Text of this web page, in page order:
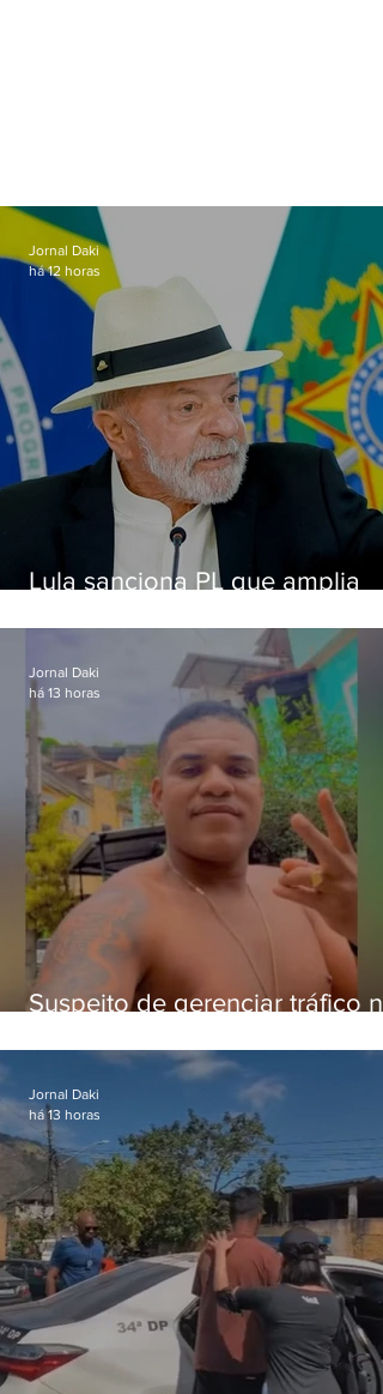
Lula sanciona PL que amplia
crianças
Jornal Daki
há 12 horas
Suspeito de gerenciar tráfico na
foragido
Jornal Daki
há 13 horas
Jornal Daki
há 13 horas